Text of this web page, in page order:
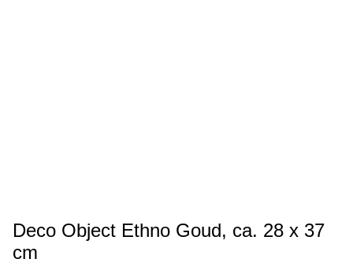
Deco Object Ethno Goud, ca. 28 x 37
cm